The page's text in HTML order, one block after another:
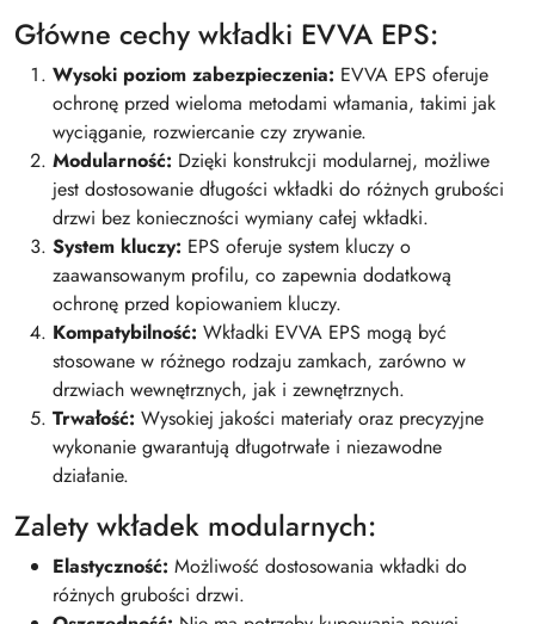
Główne cechy wkładki EVVA EPS:
Wysoki poziom zabezpieczenia: EVVA EPS oferuje
ochronę przed wieloma metodami włamania, takimi jak
wyciąganie, rozwiercanie czy zrywanie.
Modularność: Dzięki konstrukcji modularnej, możliwe
jest dostosowanie długości wkładki do różnych grubości
drzwi bez konieczności wymiany całej wkładki.
System kluczy: EPS oferuje system kluczy o
zaawansowanym profilu, co zapewnia dodatkową
ochronę przed kopiowaniem kluczy.
Kompatybilność: Wkładki EVVA EPS mogą być
stosowane w różnego rodzaju zamkach, zarówno w
drzwiach wewnętrznych, jak i zewnętrznych.
Trwałość: Wysokiej jakości materiały oraz precyzyjne
wykonanie gwarantują długotrwałe i niezawodne
działanie.
Zalety wkładek modularnych:
Elastyczność: Możliwość dostosowania wkładki do
różnych grubości drzwi.